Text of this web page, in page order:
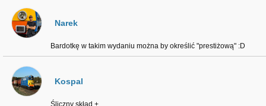
Narek
Bardotkę w takim wydaniu można by określić "prestiżową" :D
Kospal
Śliczny skład +